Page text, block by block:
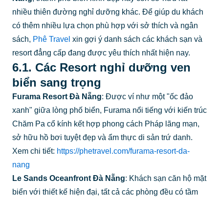
6.1. Các Resort nghỉ dưỡng ven
biển sang trọng
Furama Resort Đà Nẵng: Được ví như một "ốc đảo
xanh" giữa lòng phố biển, Furama nổi tiếng với kiến trúc
Chăm Pa cổ kính kết hợp phong cách Pháp lãng mạn,
sở hữu hồ bơi tuyệt đẹp và ẩm thực di sản trứ danh.
Xem chi tiết:https://phetravel.com/furama-resort-da-
nang
Le Sands Oceanfront Đà Nẵng : Khách sạn căn hộ mặt
biển với thiết kế hiện đại, tất cả các phòng đều có tầm
nhìn đại dương bao la, mang lại trải nghiệm nghỉ dưỡng
phóng khoáng và tiện nghi như ở nhà. Xem chi
tiết:https://phetravel.com/le-sands-oceanfront-da-nang
6.2. Các khách sạn trung tâm view